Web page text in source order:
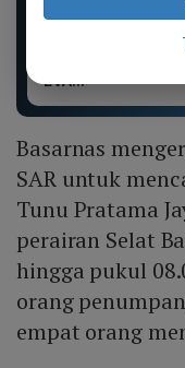
yang stylish,
EVA...
Basarnas
SAR untuk
Tunu Pratama
perairan Selat
hingga pukul
orang
empat orang